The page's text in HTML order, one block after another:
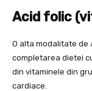
Acid folic
O alta modalitate de
completarea dietei
din vitaminele din
cardiace.